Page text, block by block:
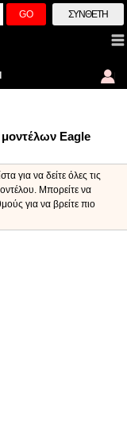
GO ΣΎΝΘΕΤΗ
Eagle
για να δείτε όλες τις
Μπορείτε να
για να βρείτε πιο